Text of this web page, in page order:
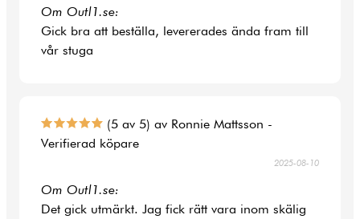
Om Outl1.se:
Gick bra att beställa, levererades ända fram till
vår stuga
(5 av 5) av Ronnie Mattsson -
Verifierad köpare
2025-08-10
Om Outl1.se:
Det gick utmärkt. Jag fick rätt vara inom skälig